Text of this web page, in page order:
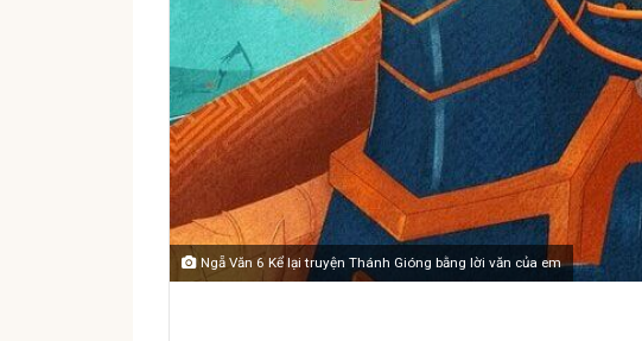
Ngẵ Văn 6 Kể lại truyện Thánh Gióng bằng lời văn của em